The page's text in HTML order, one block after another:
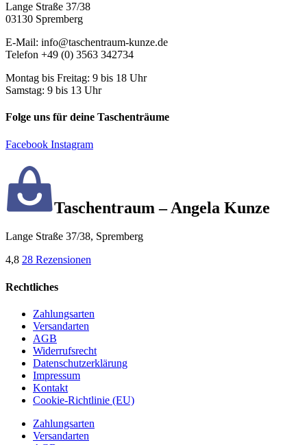
Lange Straße 37/38
03130 Spremberg
E-Mail: info@taschentraum-kunze.de
Telefon +49 (0) 3563 342734
Montag bis Freitag: 9 bis 18 Uhr
Samstag: 9 bis 13 Uhr
Folge uns für deine Taschenträume
Facebook Instagram
Taschentraum – Angela Kunze
Lange Straße 37/38, Spremberg
4,8 28 Rezensionen
Rechtliches
Zahlungsarten
Versandarten
AGB
Widerrufsrecht
Datenschutzerklärung
Impressum
Kontakt
Cookie-Richtlinie (EU)
Zahlungsarten
Versandarten